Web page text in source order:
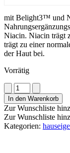
mit Belight3™ und
Niacin. Niacin trägt
trägt zu einer
der Haut bei.
Vorrätig
ARMONIA
Skinbalance
Menge
In den Warenkorb
Zur Wunschliste
Zur Wunschliste
Kategorien: